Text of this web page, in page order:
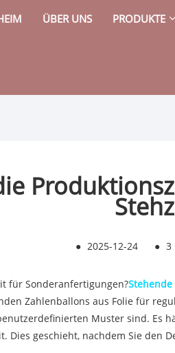
ÜBER UNS PRODUKTE
● 2025-12-24 ● 3
für Sonderanfertigungen?
Zahlenballons aus Folie für
Muster sind. Es
Dies geschieht, nachdem Sie den